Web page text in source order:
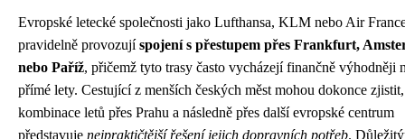
Evropské letecké společnosti jako Lufthansa, KLM nebo Air
pravidelně provozujíspojení s přestupem přes Frankfurt,
nebo Paříž, přičemž tyto trasy často vycházejí finančně výhodněji
přímé lety. Cestující z menších českých měst mohou dokonce
kombinace letů přes Prahu a následně přes další evropské centrum
představuje nejpraktičtější řešení jejich dopravních potřeb.